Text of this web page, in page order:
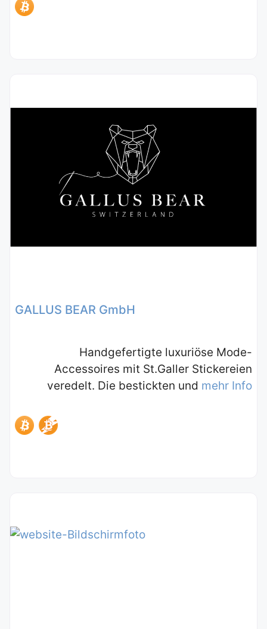
GALLUS BEAR GmbH
Handgefertigte luxuriöse Mode-
Accessoires mit St.Galler Stickereien
veredelt. Die bestickten und mehr Info